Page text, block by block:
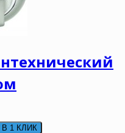
1 КЛИК